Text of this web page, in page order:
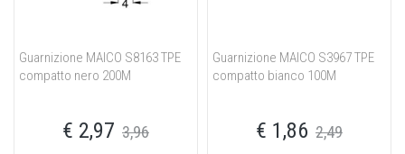
Guarnizione MAICO S8163 TPE
compatto nero 200M
€ 2,97 3,96
Guarnizione MAICO S3967 TPE
compatto bianco 100M
€ 1,86 2,49